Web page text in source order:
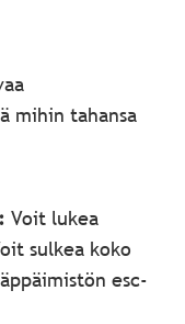
mihin tahansa
Voit lukea
sulkea koko
esc-